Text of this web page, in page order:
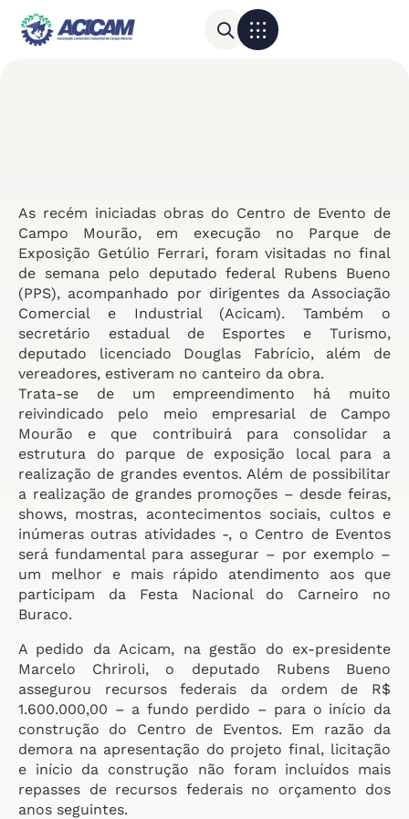
As recém iniciadas obras do Centro de Evento de
Campo Mourão, em execução no Parque de
Exposição Getúlio Ferrari, foram visitadas no final
de semana pelo deputado federal Rubens Bueno
(PPS), acompanhado por dirigentes da Associação
Comercial e Industrial (Acicam). Também o
secretário estadual de Esportes e Turismo,
deputado licenciado Douglas Fabrício, além de
vereadores, estiveram no canteiro da obra.
Trata-se de um empreendimento há muito
reivindicado pelo meio empresarial de Campo
Mourão e que contribuirá para consolidar a
estrutura do parque de exposição local para a
realização de grandes eventos. Além de possibilitar
a realização de grandes promoções – desde feiras,
shows, mostras, acontecimentos sociais, cultos e
inúmeras outras atividades -, o Centro de Eventos
será fundamental para assegurar – por exemplo –
um melhor e mais rápido atendimento aos que
participam da Festa Nacional do Carneiro no
Buraco.
A pedido da Acicam, na gestão do ex-presidente
Marcelo Chriroli, o deputado Rubens Bueno
assegurou recursos federais da ordem de R$
1.600.000,00 – a fundo perdido – para o início da
construção do Centro de Eventos. Em razão da
demora na apresentação do projeto final, licitação
e início da construção não foram incluídos mais
repasses de recursos federais no orçamento dos
anos seguintes.